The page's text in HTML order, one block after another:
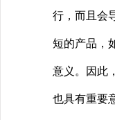
行，而且会
短的产品，
意义。因此
也具有重要